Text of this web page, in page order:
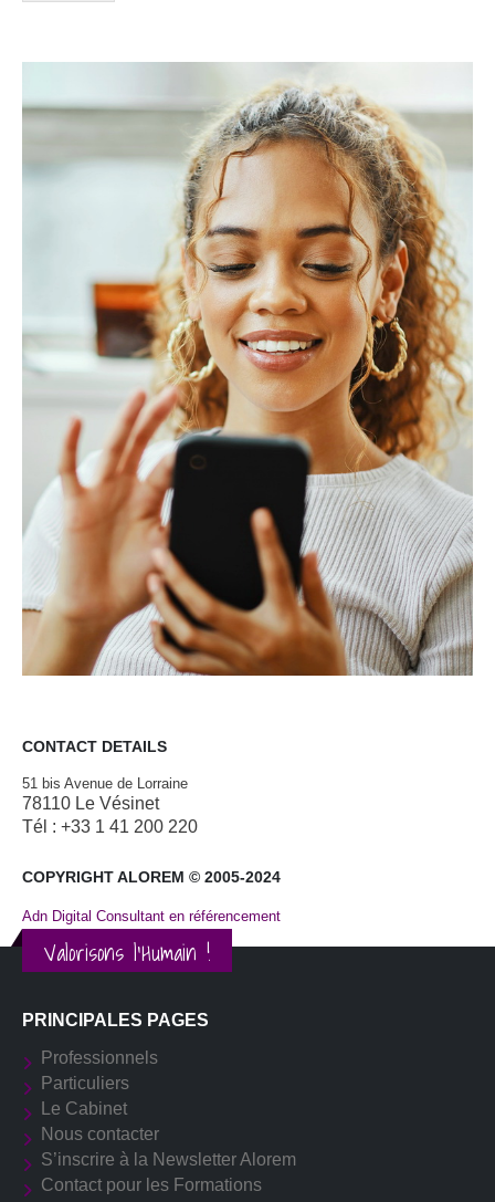
CONTACT DETAILS
51 bis Avenue de Lorraine
78110 Le Vésinet
Tél : +33 1 41 200 220
COPYRIGHT ALOREM © 2005-2024
Adn Digital Consultant en référencement
Valorisons l'Humain !
PRINCIPALES PAGES
Professionnels
Particuliers
Le Cabinet
Nous contacter
S’inscrire à la Newsletter Alorem
Contact pour les Formations